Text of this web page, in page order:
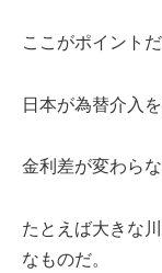
ここがポイントだ
日本が為替介入
金利差が変わら
たとえば大きな
なものだ。